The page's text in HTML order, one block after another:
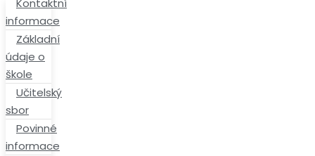
Kontaktní
informace
Základní
údaje o
škole
Učitelský
sbor
Povinné
informace